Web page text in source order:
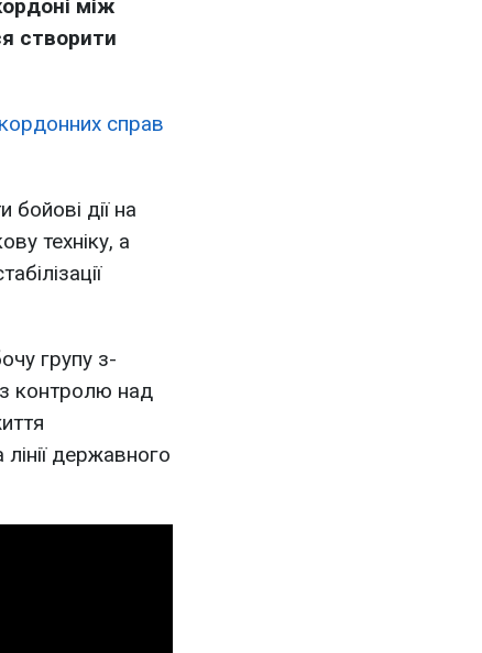
між
створити
справ
дії на
техніку, а
групу з-
з контролю над
лінії державного